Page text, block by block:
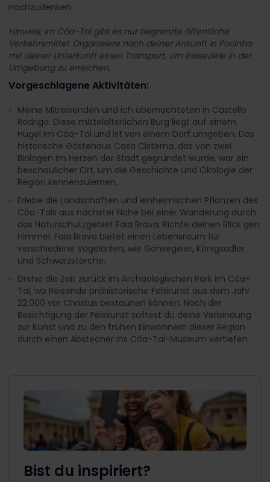
nachzudenken.
Hinweis: Im Côa-Tal gibt es nur begrenzte öffentliche
Verkehrsmittel. Organisiere nach deiner Ankunft in Pocinho
mit deiner Unterkunft einen Transport, um Reiseziele in der
Umgebung zu erreichen.
Vorgeschlagene Aktivitäten:
Meine Mitreisenden und ich übernachteten in Castello
Rodrigo. Diese mittelalterlichen Burg liegt auf einem
Hügel im Côa-Tal und ist von einem Dorf umgeben. Das
historische Gästehaus Casa Cisterna, das von zwei
Biologen im Herzen der Stadt gegründet wurde, war ein
beschaulicher Ort, um die Geschichte und Ökologie der
Region kennenzulernen.
Erlebe die Landschaften und einheimischen Pflanzen des
Côa-Tals aus nächster Nähe bei einer Wanderung durch
das Naturschutzgebiet Faia Brava. Richte deinen Blick gen
Himmel: Faia Brava bietet einen Lebensraum für
verschiedene Vogelarten, wie Gänsegeier, Königsadler
und Schwarzstörche.
Drehe die Zeit zurück im Archäologischen Park im Côa-
Tal, wo Reisende prähistorische Felskunst aus dem Jahr
22.000 vor Christus bestaunen können. Nach der
Besichtigung der Felskunst solltest du deine Verbindung
zur Kunst und zu den frühen Einwohnern dieser Region
durch einen Abstecher ins Côa-Tal-Museum vertiefen.
Bist du inspiriert?